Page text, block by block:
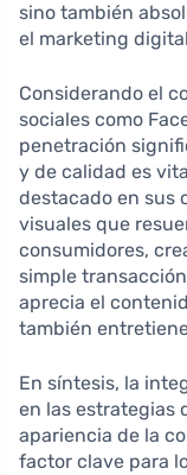
sino también
el marketing
Considerando el
sociales como
penetración
y de calidad es
destacado en sus
visuales que
consumidores,
simple
aprecia el
también
En síntesis, la
en las estrategias
apariencia de la
factor clave para